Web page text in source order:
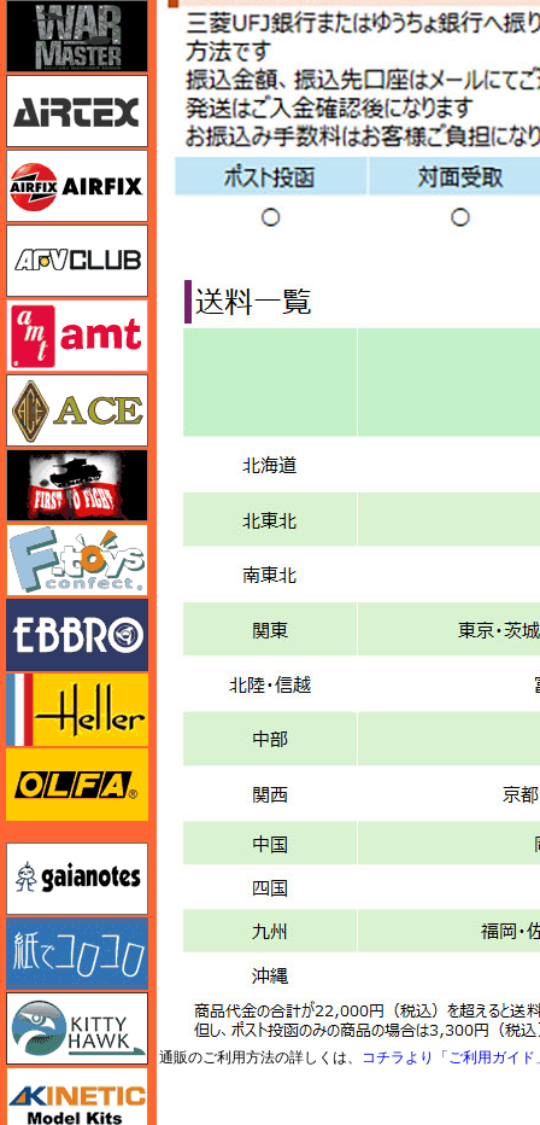
通販のご利用方法の詳しくは、 コチラより「ご利用ガイド
ウォーマスターズ
エアテックス
エアフィックス
キティホーク